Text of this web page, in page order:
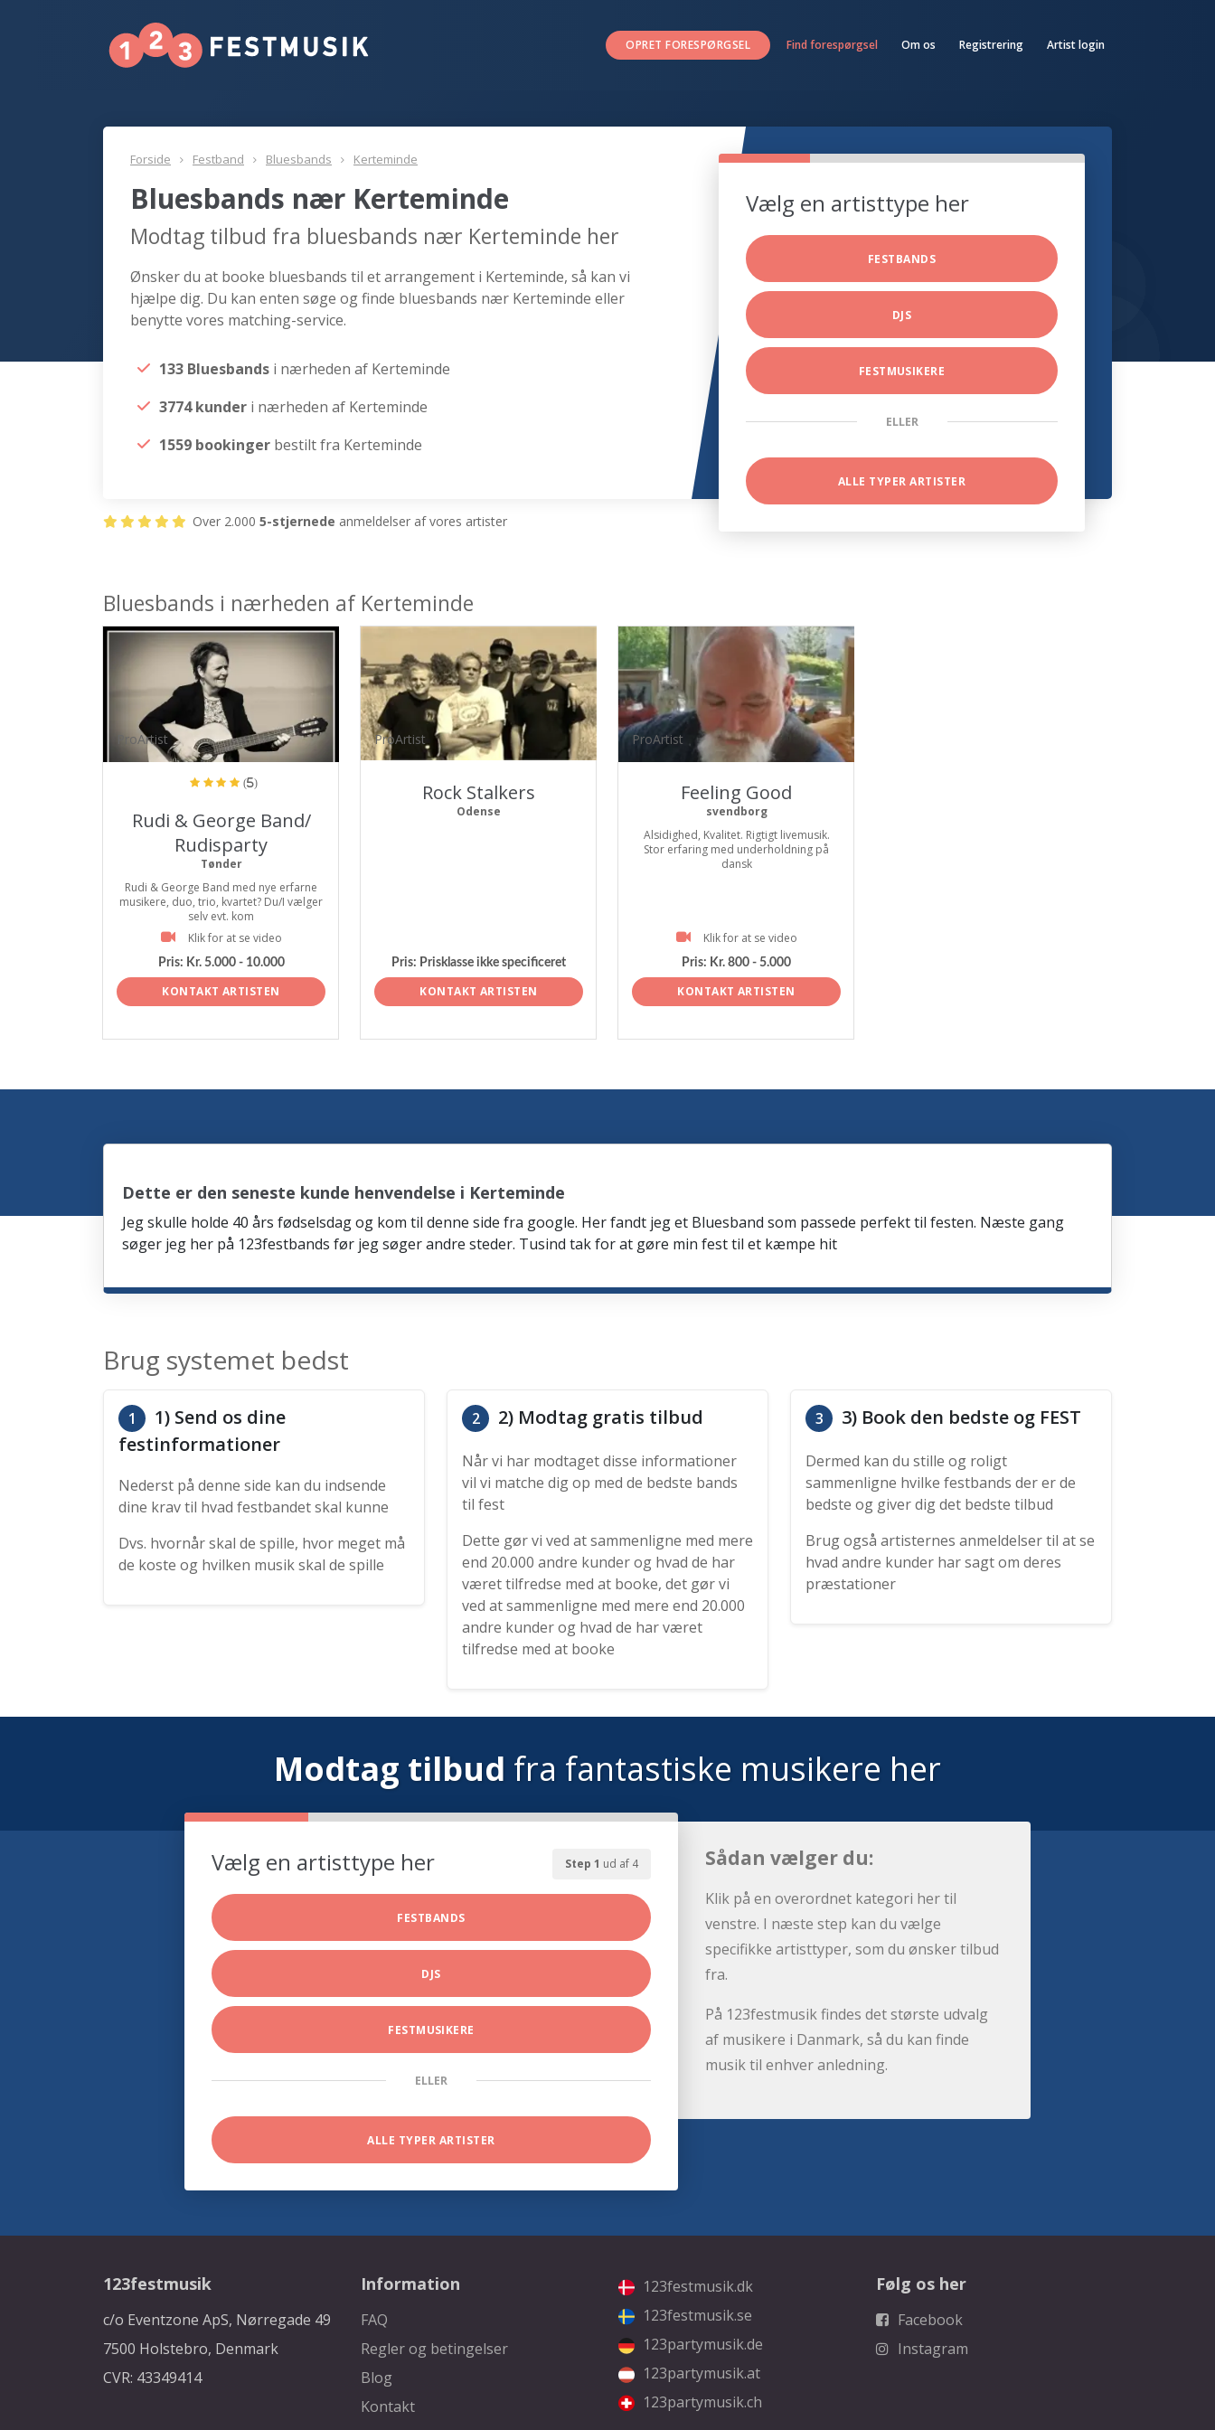
OPRET FORESPØRGSEL Find forespørgsel Om os Registrering Artist login
Forside Festband Bluesbands Kerteminde
Bluesbands nær Kerteminde
Modtag tilbud fra bluesbands nær Kerteminde her
Ønsker du at booke bluesbands til et arrangement i Kerteminde, så kan vi
hjælpe dig. Du kan enten søge og finde bluesbands nær Kerteminde eller
benytte vores matching-service.
133 Bluesbands i nærheden af Kerteminde
3774 kunder i nærheden af Kerteminde
1559 bookinger bestilt fra Kerteminde
Vælg en artisttype her
FESTBANDS
DJS
FESTMUSIKERE
ELLER
ALLE TYPER ARTISTER
Over 2.000 5-stjernede anmeldelser af vores artister
Bluesbands i nærheden af Kerteminde
ProArtist
(5)
Rudi & George Band/
Rudisparty
Tønder
Rudi & George Band med nye erfarne
musikere, duo, trio, kvartet? Du/I vælger
selv evt. kom
Klik for at se video
Pris: Kr. 5.000 - 10.000
KONTAKT ARTISTEN
ProArtist
Rock Stalkers
Odense
Pris: Prisklasse ikke specificeret
KONTAKT ARTISTEN
ProArtist
Feeling Good
svendborg
Alsidighed, Kvalitet. Rigtigt livemusik.
Stor erfaring med underholdning på
dansk
Klik for at se video
Pris: Kr. 800 - 5.000
KONTAKT ARTISTEN
Dette er den seneste kunde henvendelse i Kerteminde
Jeg skulle holde 40 års fødselsdag og kom til denne side fra google. Her fandt jeg et Bluesband som passede perfekt til festen. Næste gang
søger jeg her på 123festbands før jeg søger andre steder. Tusind tak for at gøre min fest til et kæmpe hit
Brug systemet bedst
1
1) Send os dine
festinformationer
Nederst på denne side kan du indsende
dine krav til hvad festbandet skal kunne
Dvs. hvornår skal de spille, hvor meget må
de koste og hvilken musik skal de spille
2 2) Modtag gratis tilbud
Når vi har modtaget disse informationer
vil vi matche dig op med de bedste bands
til fest
Dette gør vi ved at sammenligne med mere
end 20.000 andre kunder og hvad de har
været tilfredse med at booke, det gør vi
ved at sammenligne med mere end 20.000
andre kunder og hvad de har været
tilfredse med at booke
3 3) Book den bedste og FEST
Dermed kan du stille og roligt
sammenligne hvilke festbands der er de
bedste og giver dig det bedste tilbud
Brug også artisternes anmeldelser til at se
hvad andre kunder har sagt om deres
præstationer
Modtag tilbud fra fantastiske musikere her
Step 1 ud af 4
Vælg en artisttype her
FESTBANDS
DJS
FESTMUSIKERE
ELLER
ALLE TYPER ARTISTER
Sådan vælger du:
Klik på en overordnet kategori her til
venstre. I næste step kan du vælge
specifikke artisttyper, som du ønsker tilbud
fra.
På 123festmusik findes det største udvalg
af musikere i Danmark, så du kan finde
musik til enhver anledning.
123festmusik
c/o Eventzone ApS, Nørregade 49
7500 Holstebro, Denmark
CVR: 43349414
Information
FAQ
Regler og betingelser
Blog
Kontakt
123festmusik.dk
123festmusik.se
123partymusik.de
123partymusik.at
123partymusik.ch
Følg os her
Facebook
Instagram